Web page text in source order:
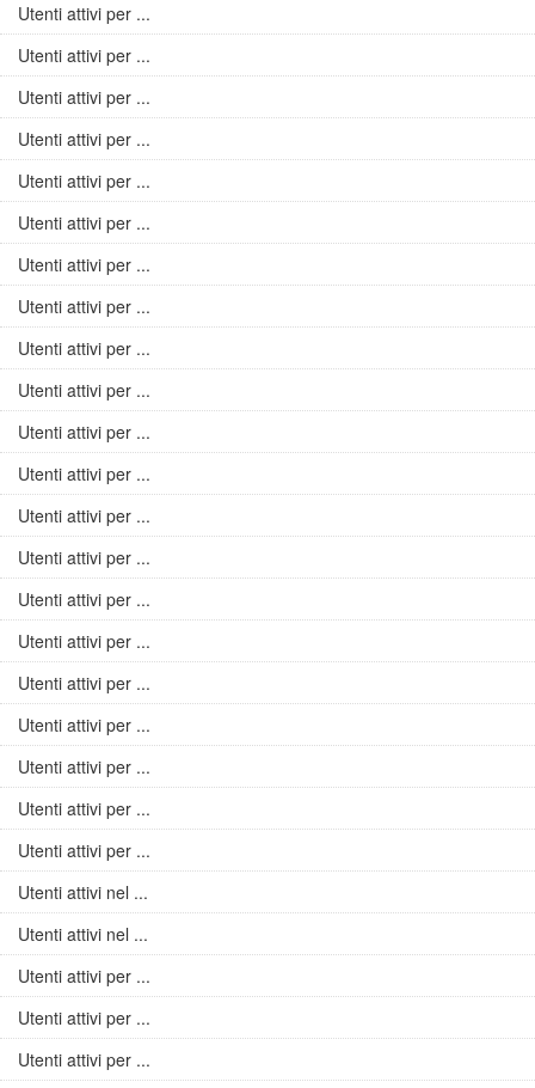
Utenti attivi per ...
Utenti attivi per ...
Utenti attivi per ...
Utenti attivi per ...
Utenti attivi per ...
Utenti attivi per ...
Utenti attivi per ...
Utenti attivi per ...
Utenti attivi per ...
Utenti attivi per ...
Utenti attivi per ...
Utenti attivi per ...
Utenti attivi per ...
Utenti attivi per ...
Utenti attivi per ...
Utenti attivi per ...
Utenti attivi per ...
Utenti attivi per ...
Utenti attivi per ...
Utenti attivi per ...
Utenti attivi per ...
Utenti attivi nel ...
Utenti attivi nel ...
Utenti attivi per ...
Utenti attivi per ...
Utenti attivi per ...